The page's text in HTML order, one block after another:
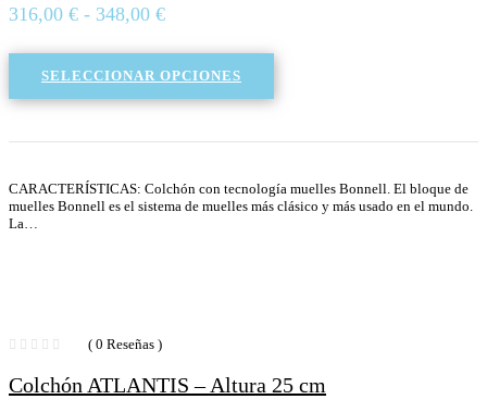
316,00 € - 348,00 €Rango
hasta
SELECCIONAR OPCIONES
CARACTERÍSTICAS: Colchón con tecnología muelles Bonnell. El bloque de
muelles Bonnell es el sistema de muelles más clásico y más usado en el mundo.
La…
( 0 Reseñas )
Colchón ATLANTIS – Altura 25 cm